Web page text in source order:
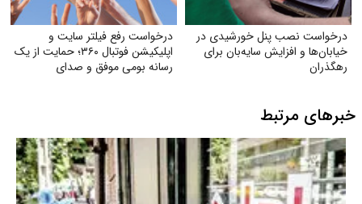
درخواست نصب پنل خورشیدی در
خیابان‌ها و افزایش سایه‌بان برای
رهگذران
درخواست رفع فیلتر سایت و
اپلیکیشن فوتبال ۳۶۰؛ حمایت از یک
رسانه بومی موفق و صدای
خبرهای مرتبط